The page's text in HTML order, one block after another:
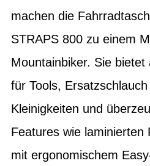
machen die
STRAPS 800 zu einem
Mountainbiker. Sie bietet
für Tools,
Kleinigkeiten und
Features wie laminierten
mit ergonomischem